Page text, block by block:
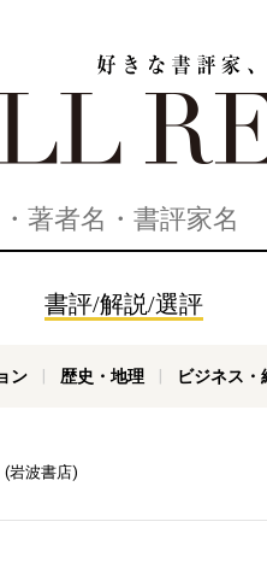
書評/解説/選評
ン 歴史・地理 ビジネス・
(岩波書店)